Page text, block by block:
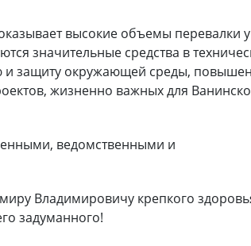
высокие объемы перевалки
значительные средства в
и защиту окружающей среды,
жизненно важных для
ведомственными и
Владимировичу крепкого
задуманного!